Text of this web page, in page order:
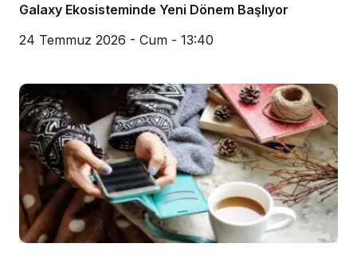
Galaxy Ekosisteminde Yeni Dönem Başlıyor
24 Temmuz 2026 - Cum - 13:40